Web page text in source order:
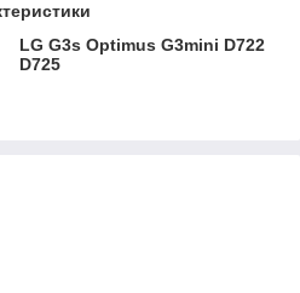
LG G3s Optimus G3mini D722
D725